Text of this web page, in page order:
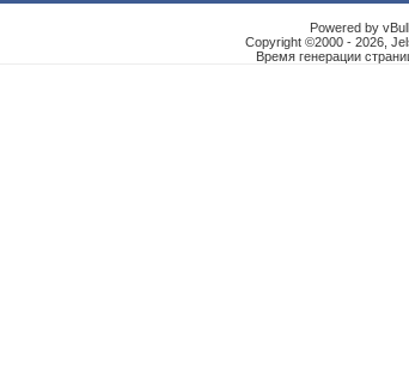
Powered by
Copyright ©2000 - 2026,
Время генерации